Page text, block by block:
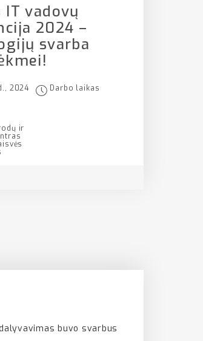
vadovų
2024 –
svarba
2024
Darbo laikas
ir
buvo svarbus